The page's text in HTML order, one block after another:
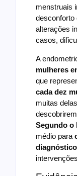
menstruais
desconforto
alterações
casos,
A
mulheres
que
cada dez
muitas
Segundo o
médio para